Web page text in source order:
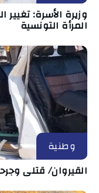
وزيرة الأسرة:
المرأة التونسية
وطنية
القيروان/ قتلى